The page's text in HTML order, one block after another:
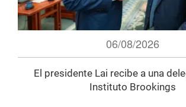
06/08/2026
El presidente Lai recibe a una
Instituto Brookings